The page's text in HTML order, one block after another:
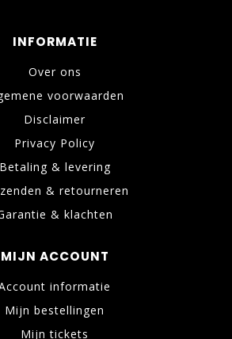
INFORMATIE
Over ons
voorwaarden
Disclaimer
Privacy Policy
Betaling & levering
& retourneren
& klachten
MIJN ACCOUNT
informatie
Mijn bestellingen
Mijn tickets